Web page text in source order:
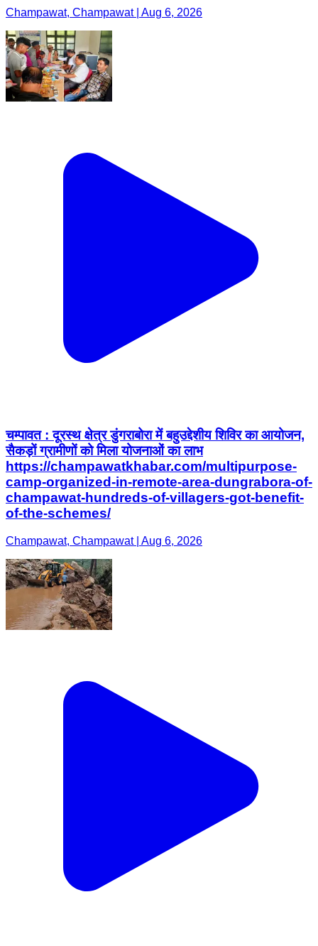
Champawat, Champawat | Aug 6, 2026
चम्पावत : दूरस्थ क्षेत्र डुंगराबोरा में बहुउद्देशीय शिविर का आयोजन,
सैकड़ों ग्रामीणों को मिला योजनाओं का लाभ
https://champawatkhabar.com/multipurpose-
camp-organized-in-remote-area-dungrabora-of-
champawat-hundreds-of-villagers-got-benefit-
of-the-schemes/
Champawat, Champawat | Aug 6, 2026